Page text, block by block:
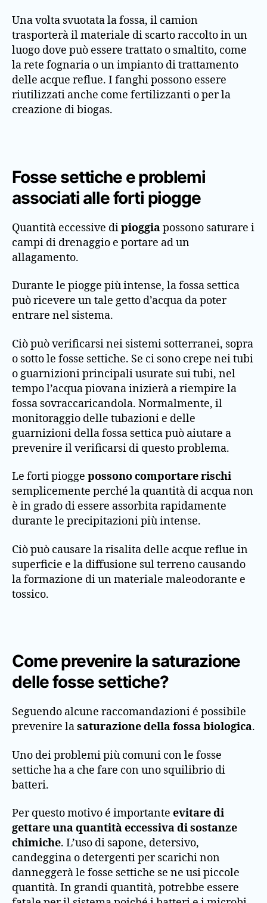
Una volta svuotata la fossa, il camion
trasporterà il materiale di scarto raccolto in un
luogo dove può essere trattato o smaltito, come
la rete fognaria o un impianto di trattamento
delle acque reflue. I fanghi possono essere
riutilizzati anche come fertilizzanti o per la
creazione di biogas.
Fosse settiche e problemi
associati alle forti piogge
Quantità eccessive dipioggiapossono saturare i
campi di drenaggio e portare ad un
allagamento.
Durante le piogge più intense, la fossa settica
può ricevere un tale getto d’acqua da poter
entrare nel sistema.
Ciò può verificarsi nei sistemi sotterranei, sopra
o sotto le fosse settiche. Se ci sono crepe nei tubi
o guarnizioni principali usurate sui tubi, nel
tempo l’acqua piovana inizierà a riempire la
fossa sovraccaricandola. Normalmente, il
monitoraggio delle tubazioni e delle
guarnizioni della fossa settica può aiutare a
prevenire il verificarsi di questo problema.
Le forti piogge possono comportare rischi
semplicemente perché la quantità di acqua non
è in grado di essere assorbita rapidamente
durante le precipitazioni più intense.
Ciò può causare la risalita delle acque reflue in
superficie e la diffusione sul terreno causando
la formazione di un materiale maleodorante e
tossico.
Come prevenire la saturazione
delle fosse settiche?
Seguendo alcune raccomandazioni é possibile
prevenire lasaturazione della fossa biologica.
Uno dei problemi più comuni con le fosse
settiche ha a che fare con uno squilibrio di
batteri.
Per questo motivo é importante evitare di
gettare una quantità eccessiva di sostanze
chimiche. L’uso di sapone, detersivo,
candeggina o detergenti per scarichi non
danneggerà le fosse settiche se ne usi piccole
quantità. In grandi quantità, potrebbe essere